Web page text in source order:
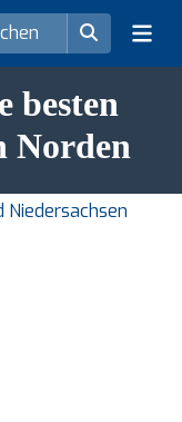
besten
Norden
Niedersachsen